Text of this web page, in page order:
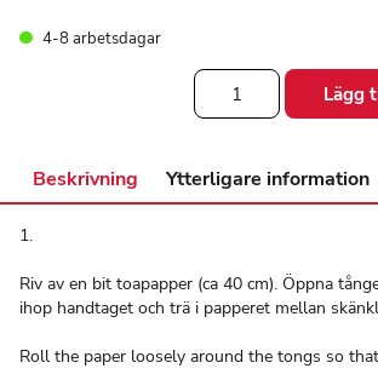
4-8 arbetsdagar
mängd
Lägg
Beskrivning Ytterligare information
1.
Riv av en bit toapapper (ca 40 cm). Öppna
ihop handtaget och trä i papperet mellan
Roll the paper loosely around the tongs so